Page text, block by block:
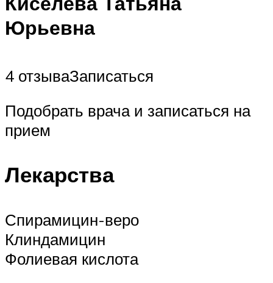
Юрьевна
4 отзываЗаписаться
Подобрать врача и записаться на
прием
Лекарства
Спирамицин-веро
Клиндамицин
Фолиевая кислота